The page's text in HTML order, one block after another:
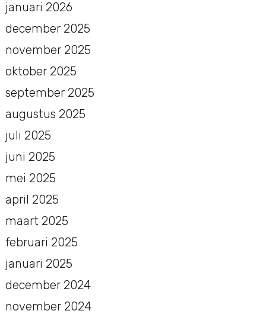
januari 2026
december 2025
november 2025
oktober 2025
september 2025
augustus 2025
juli 2025
juni 2025
mei 2025
april 2025
maart 2025
februari 2025
januari 2025
december 2024
november 2024